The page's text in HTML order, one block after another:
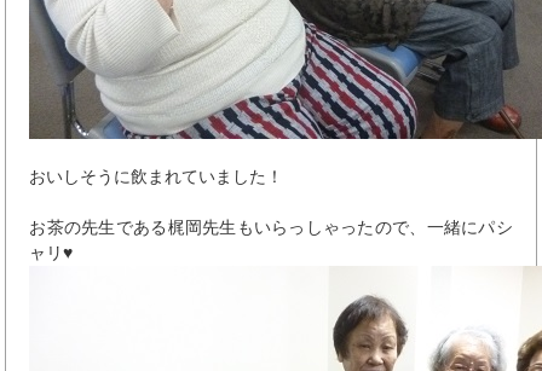
おいしそうに飲まれていました！
お茶の先生である梶岡先生もいらっしゃったので、一緒にパシ
ャリ♥